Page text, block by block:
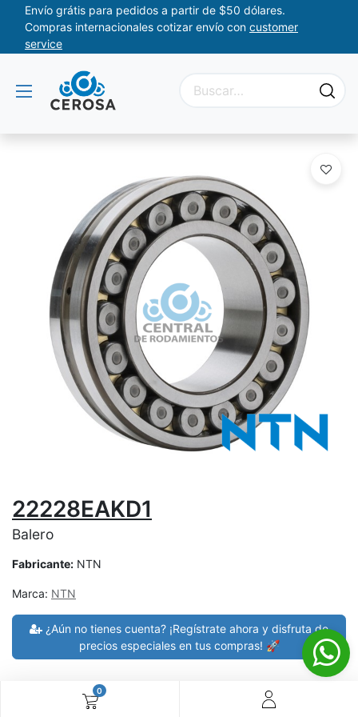
0
Envío grátis para pedidos a partir de $50 dólares.
Compras internacionales cotizar envío con customer
service
22228EAKD1
Balero
Fabricante: NTN
Marca: NTN
¿Aún no tienes cuenta? ¡Regístrate ahora y disfruta de
precios especiales en tus compras! 🚀
30 días de devolución